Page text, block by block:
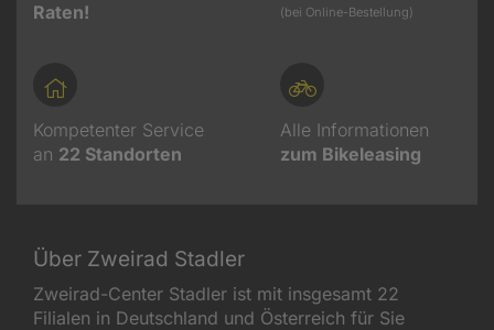
Raten!
(bei Online-Bestellung)
Kompetenter Service
an 22 Standorten
Alle Informationen
zum Bikeleasing
Über Zweirad Stadler
Zweirad-Center Stadler ist mit insgesamt 22
Filialen in Deutschland und Österreich für Sie